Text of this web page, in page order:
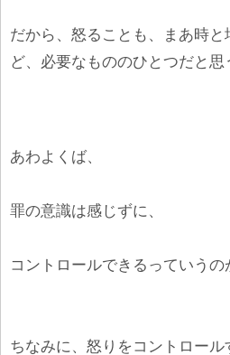
だから、怒ることも、まあ時
ど、必要なもののひとつだと思
あわよくば、
罪の意識は感じずに、
コントロールできるっていうの
ちなみに、怒りをコントロー